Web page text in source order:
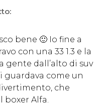
bene 🙂 Io fine a
con una 33 1.3 e la
gente dall’alto di suv
guardava come un
che
boxer Alfa.